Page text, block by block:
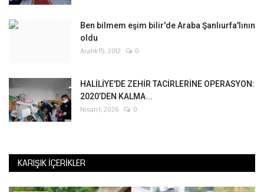
Ben bilmem eşim bilir'de Araba Şanlıurfa'lının
oldu
Aralık 15, 2012 0
HALİLİYE'DE ZEHİR TACİRLERİNE OPERASYON:
2020’DEN KALMA...
Nisan 1, 2026 0
KARIŞIK İÇERIKLER